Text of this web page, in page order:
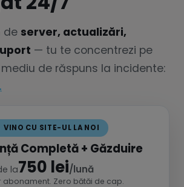
de server, actualizări,
— tu te concentrezi pe
de răspuns la incidente:
VINO CU SITE-UL LA NOI
Completă + Găzduire
la750 lei/lună
abonament. Zero bătăi de cap.